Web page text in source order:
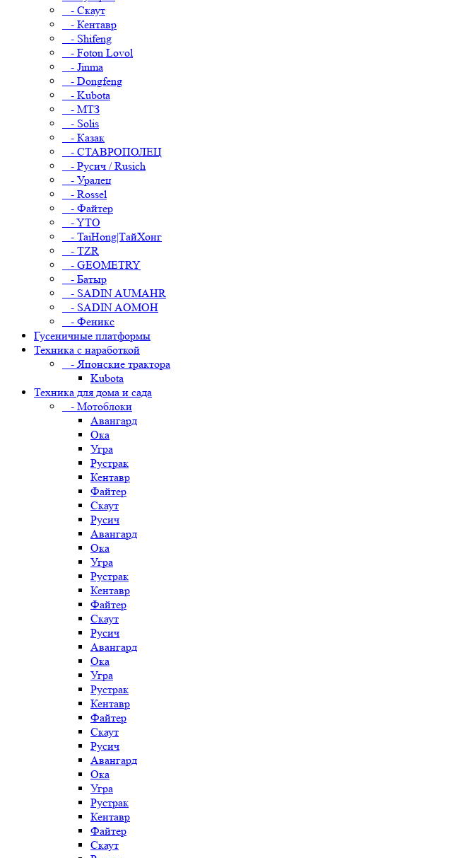
- Скаут
- Кентавр
- Shifeng
- Foton Lovol
- Jinma
- Dongfeng
- Kubota
- МТЗ
- Solis
- Казак
- СТАВРОПОЛЕЦ
- Русич / Rusich
- Уралец
- Rossel
- Файтер
- YTO
- TaiHong|ТайХонг
- TZR
- GEOMETRY
- Батыр
- SADIN AUMAHR
- SADIN AOMOH
- Феникс
Гусеничные платформы
Техника с наработкой
- Японские трактора
Kubota
Техника для дома и сада
- Мотоблоки
Авангард
Ока
Угра
Рустрак
Кентавр
Файтер
Скаут
Русич
Авангард
Ока
Угра
Рустрак
Кентавр
Файтер
Скаут
Русич
Авангард
Ока
Угра
Рустрак
Кентавр
Файтер
Скаут
Русич
Авангард
Ока
Угра
Рустрак
Кентавр
Файтер
Скаут